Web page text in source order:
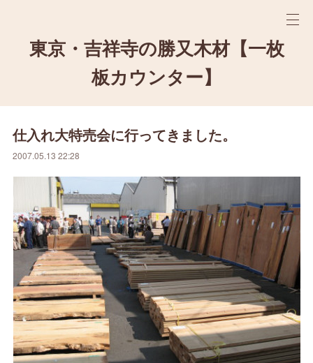
東京・吉祥寺の勝又木材【一枚
板カウンター】
仕入れ大特売会に行ってきました。
2007.05.13 22:28